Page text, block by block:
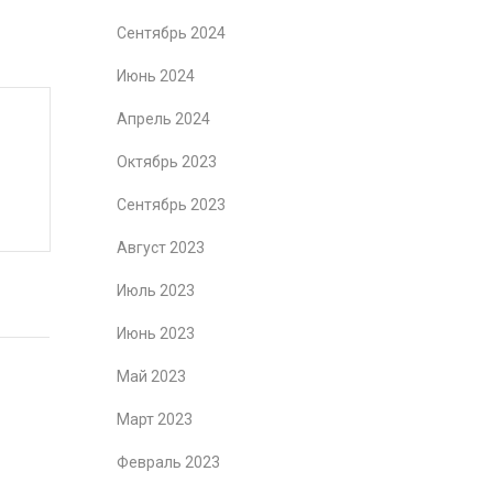
Сентябрь 2024
Июнь 2024
Апрель 2024
Октябрь 2023
Сентябрь 2023
Август 2023
Июль 2023
Июнь 2023
Май 2023
Март 2023
Февраль 2023